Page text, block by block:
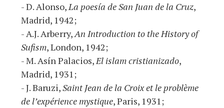
- D. Alonso,La poesía de San Juan de la Cruz,
Madrid, 1942;
- A.J. Arberry,An Introduction to the History of
Sufism, London, 1942;
- M. Asín Palacios,El islam cristianizado,
Madrid, 1931;
- J. Baruzi,Saint Jean de la Croix et le problème
de l’expérience mystique, Paris, 1931;